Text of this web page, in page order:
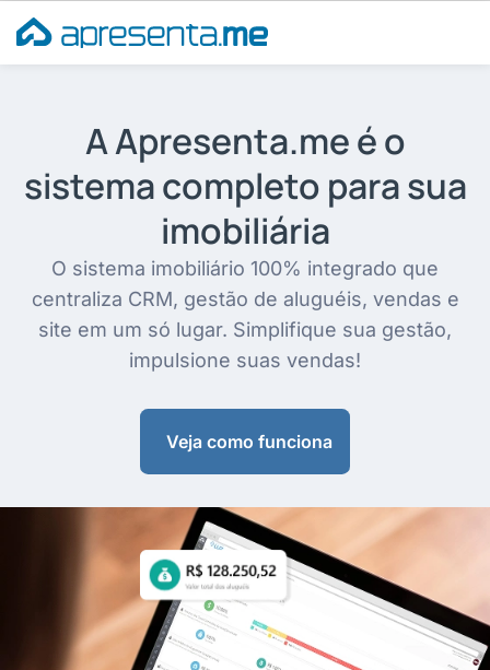
para
o
A Apresenta.me é o
sistema completo para sua
imobiliária
O sistema imobiliário 100% integrado que
centraliza CRM, gestão de aluguéis, vendas e
site em um só lugar. Simplifique sua gestão,
impulsione suas vendas!
Veja como funciona